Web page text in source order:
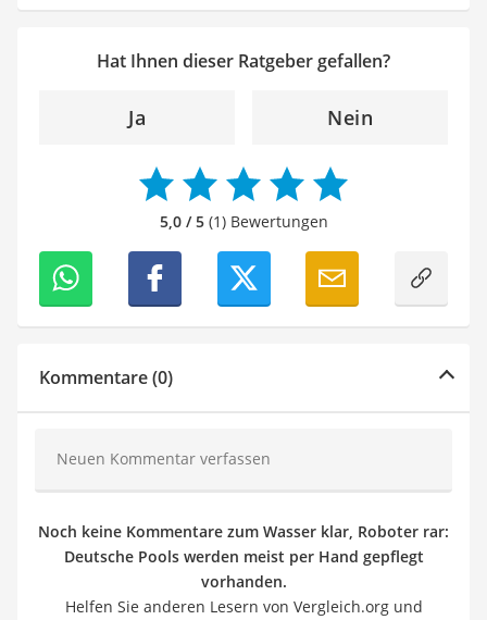
Hat Ihnen dieser Ratgeber gefallen?
Ja Nein
5,0 / 5(1) Bewertungen
Kommentare (0)
Neuen Kommentar verfassen
Noch keine Kommentare zum Wasser klar, Roboter rar:
Deutsche Pools werden meist per Hand gepflegt
vorhanden.
Helfen Sie anderen Lesern von Vergleich.org und